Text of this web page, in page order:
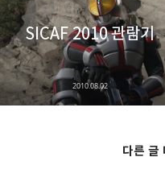
SICAF 2010 관람기
2010.08.02
다른 글